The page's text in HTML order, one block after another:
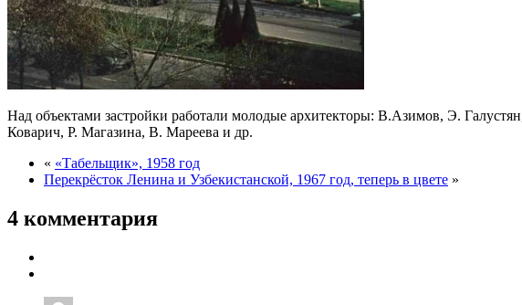
Над объектами застройки работали молодые архитекторы: B.Азимов, Э.
Коварич, Р. Магазина, В. Мареева и др.
« «Табельщик», 1958 год
Перекрёсток Ленина и Узбекистанской, 1967 год, теперь в цвете »
4 комментария